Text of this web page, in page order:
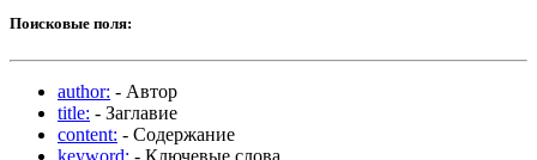
Поисковые поля:
author: - Автор
title: - Заглавие
content: - Содержание